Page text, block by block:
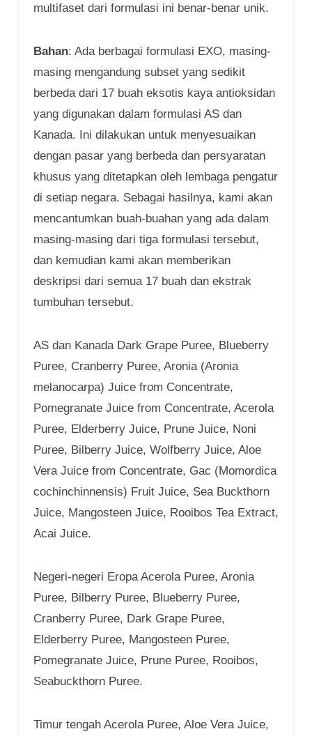
multifaset dari formulasi ini benar-benar unik.
Bahan: Ada berbagai formulasi EXO, masing-
masing mengandung subset yang sedikit
berbeda dari 17 buah eksotis kaya antioksidan
yang digunakan dalam formulasi AS dan
Kanada. Ini dilakukan untuk menyesuaikan
dengan pasar yang berbeda dan persyaratan
khusus yang ditetapkan oleh lembaga pengatur
di setiap negara. Sebagai hasilnya, kami akan
mencantumkan buah-buahan yang ada dalam
masing-masing dari tiga formulasi tersebut,
dan kemudian kami akan memberikan
deskripsi dari semua 17 buah dan ekstrak
tumbuhan tersebut.
AS dan Kanada Dark Grape Puree, Blueberry
Puree, Cranberry Puree, Aronia (Aronia
melanocarpa) Juice from Concentrate,
Pomegranate Juice from Concentrate, Acerola
Puree, Elderberry Juice, Prune Juice, Noni
Puree, Bilberry Juice, Wolfberry Juice, Aloe
Vera Juice from Concentrate, Gac (Momordica
cochinchinnensis) Fruit Juice, Sea Buckthorn
Juice, Mangosteen Juice, Rooibos Tea Extract,
Acai Juice.
Negeri-negeri Eropa Acerola Puree, Aronia
Puree, Bilberry Puree, Blueberry Puree,
Cranberry Puree, Dark Grape Puree,
Elderberry Puree, Mangosteen Puree,
Pomegranate Juice, Prune Puree, Rooibos,
Seabuckthorn Puree.
Timur tengah Acerola Puree, Aloe Vera Juice,